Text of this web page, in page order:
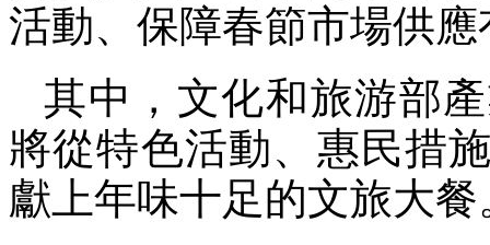
活動、保障春節市場供
其中，文化和旅游部
將從特色活動、惠民措
獻上年味十足的文旅大餐